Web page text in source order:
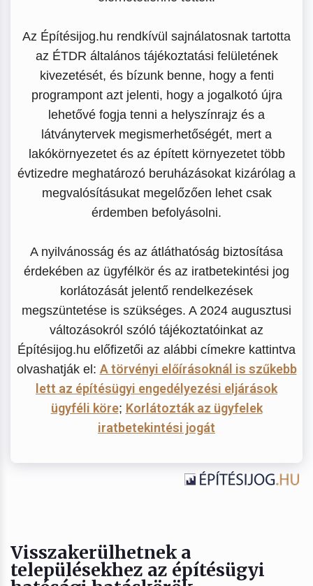
Az Építésijog.hu rendkívül sajnálatosnak tartotta
az ÉTDR általános tájékoztatási felületének
kivezetését, és bízunk benne, hogy a fenti
programpont azt jelenti, hogy a jogalkotó újra
lehetővé fogja tenni a helyszínrajz és a
látványtervek megismerhetőségét, mert a
lakókörnyezetet és az épített környezetet több
évtizedre meghatározó beruházásokat kizárólag a
megvalósításukat megelőzően lehet csak
érdemben befolyásolni.
A nyilvánosság és az átláthatóság biztosítása
érdekében az ügyfélkör és az iratbetekintési jog
korlátozását jelentő rendelkezések
megszüntetése is szükséges. A 2024 augusztusi
változásokról szóló tájékoztatóinkat az
Építésijog.hu előfizetői az alábbi címekre kattintva
olvashatják el: A törvényi előírásoknál is szűkebb
lett az építésügyi engedélyezési eljárások
ügyféli köre; Korlátozták az ügyfelek
iratbetekintési jogát
Visszakerülhetnek a
településekhez az építésügyi